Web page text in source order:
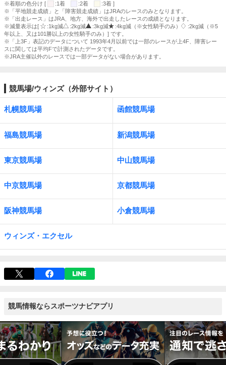
※着順の色分け [
:1着 :2着
:3着 ]
※「平地競走成績」と「障害競走成績」はJRAのレースのみとなります。
※「出走レース」はJRA、地方、海外で出走したレースの成績となります。
※減量表示は[
:1kg減 :2kg減 :3kg減 :4kg減（※女性騎手のみ）
:2kg減（※5
年以上、又は101勝以上の女性騎手のみ）] です。
※「上3F」表記のデータについて 1993年4月以前では一部のレースが上4F、障害レー
スに関しては平均Fで計測されたデータです。
※JRA主催以外のレースでは一部データがない場合があります。
競馬場/ウィンズ（外部サイト）
札幌競馬場 函館競馬場
福島競馬場 新潟競馬場
東京競馬場 中山競馬場
中京競馬場 京都競馬場
阪神競馬場 小倉競馬場
ウィンズ・エクセル
競馬情報ならスポーツナビアプリ